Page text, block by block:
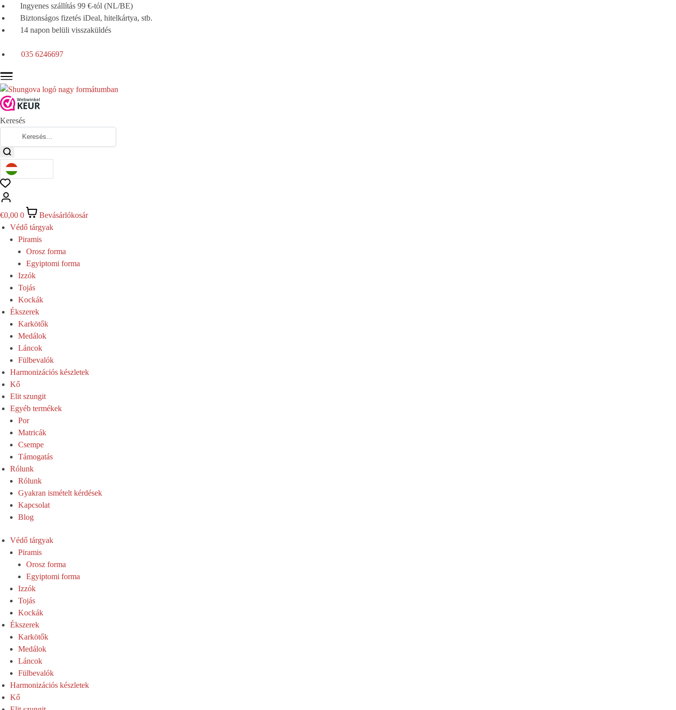
Ingyenes szállítás 99 €-tól (NL/BE)
Biztonságos fizetés iDeal, hitelkártya, stb.
14 napon belüli visszaküldés
035 6246697
Keresés
€0,00 0
Bevásárlókosár
Védő tárgyak
Piramis
Orosz forma
Egyiptomi forma
Izzók
Tojás
Kockák
Ékszerek
Karkötők
Medálok
Láncok
Fülbevalók
Harmonizációs készletek
Kő
Elit szungit
Egyéb termékek
Por
Matricák
Csempe
Támogatás
Rólunk
Rólunk
Gyakran ismételt kérdések
Kapcsolat
Blog
Védő tárgyak
Piramis
Orosz forma
Egyiptomi forma
Izzók
Tojás
Kockák
Ékszerek
Karkötők
Medálok
Láncok
Fülbevalók
Harmonizációs készletek
Kő